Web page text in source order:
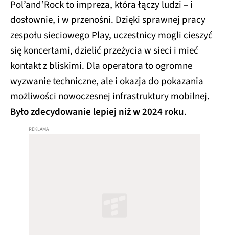
Pol’and’Rock to impreza, która łączy ludzi – i
dosłownie, i w przenośni. Dzięki sprawnej pracy
zespołu sieciowego Play, uczestnicy mogli cieszyć
się koncertami, dzielić przeżycia w sieci i mieć
kontakt z bliskimi. Dla operatora to ogromne
wyzwanie techniczne, ale i okazja do pokazania
możliwości nowoczesnej infrastruktury mobilnej.
Było zdecydowanie lepiej niż w 2024 roku.